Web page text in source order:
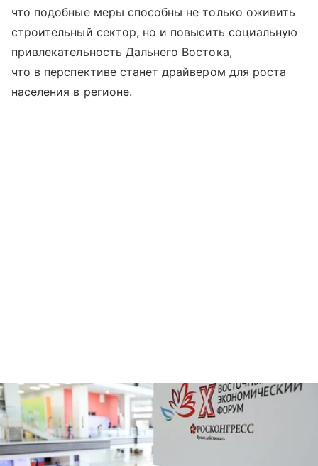
что подобные меры способны не только оживить
строительный сектор, но и повысить социальную
привлекательность Дальнего Востока,
что в перспективе станет драйвером для роста
населения в регионе.